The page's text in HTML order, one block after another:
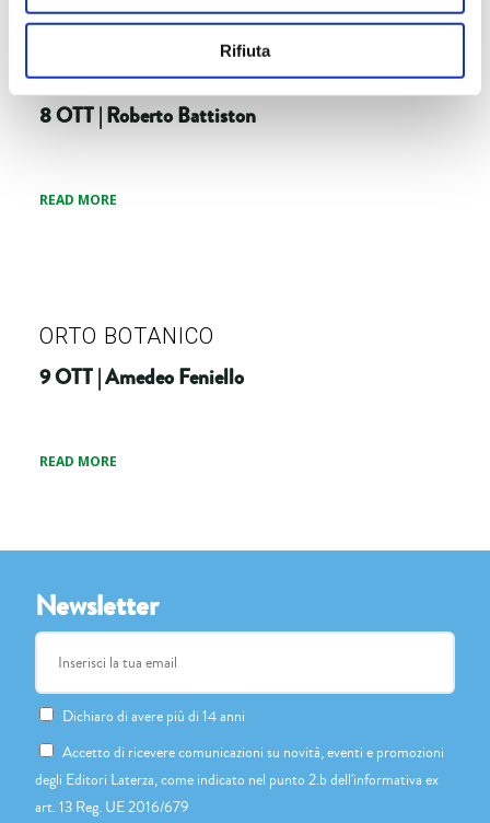
Rifiuta
ORTO BOTANICO
8 OTT | Roberto Battiston
READ MORE
ORTO BOTANICO
9 OTT | Amedeo Feniello
READ MORE
Newsletter
Dichiaro di avere più di 14 anni
Accetto di ricevere comunicazioni su novità, eventi e promozioni
degli Editori Laterza, come indicato nel punto 2.b dell'informativa ex
art. 13 Reg. UE 2016/679